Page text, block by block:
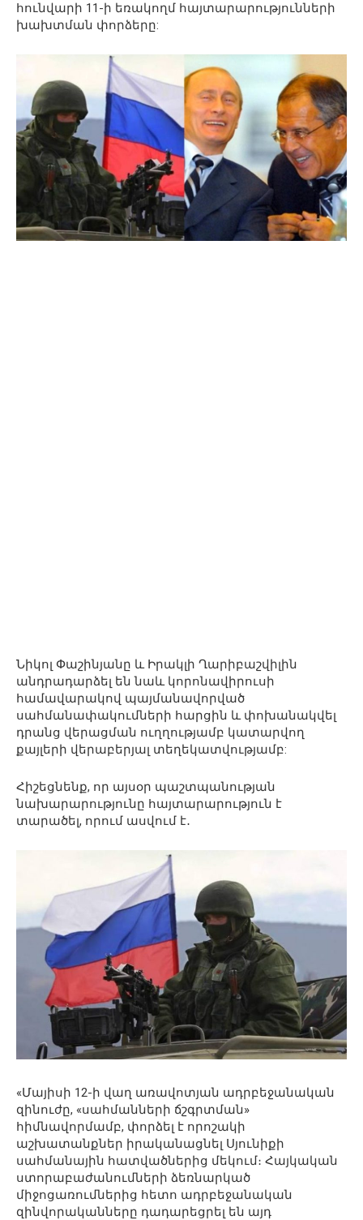
հունվարի 11-ի եռակողմ հայտարարությունների
խախտման փորձերը:
Նիկոլ Փաշինյանը և Իրակլի Ղարիբաշվիլին
անդրադարձել են նաև կորոնավիրուսի
համավարակով պայմանավորված
սահմանափակումների հարցին և փոխանակվել
դրանց վերացման ուղղությամբ կատարվող
քայլերի վերաբերյալ տեղեկատվությամբ:
Հիշեցնենք, որ այսօր պաշտպանության
նախարարությունը հայտարարություն է
տարածել, որում ասվում է․
«Մայիսի 12-ի վաղ առավոտյան ադրբեջանական
զինուժը, «սահմանների ճշգրտման»
հիմնավորմամբ, փորձել է որոշակի
աշխատանքներ իրականացնել Սյունիքի
սահմանային հատվածներից մեկում։ Հայկական
ստորաբաժանումների ձեռնարկած
միջոցառումներից հետո ադրբեջանական
զինվորականները դադարեցրել են այդ